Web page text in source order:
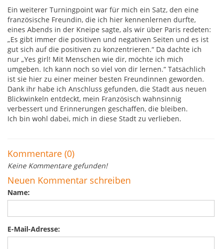
Ein weiterer Turningpoint war für mich ein Satz, den eine
französische Freundin, die ich hier kennenlernen durfte,
eines Abends in der Kneipe sagte, als wir über Paris redeten:
„Es gibt immer die positiven und negativen Seiten und es ist
gut sich auf die positiven zu konzentrieren.“ Da dachte ich
nur „Yes girl! Mit Menschen wie dir, möchte ich mich
umgeben. Ich kann noch so viel von dir lernen.“ Tatsächlich
ist sie hier zu einer meiner besten Freundinnen geworden.
Dank ihr habe ich Anschluss gefunden, die Stadt aus neuen
Blickwinkeln entdeckt, mein Französisch wahnsinnig
verbessert und Erinnerungen geschaffen, die bleiben.
Ich bin wohl dabei, mich in diese Stadt zu verlieben.
Kommentare (0)
Keine Kommentare gefunden!
Neuen Kommentar schreiben
Name:
E-Mail-Adresse: